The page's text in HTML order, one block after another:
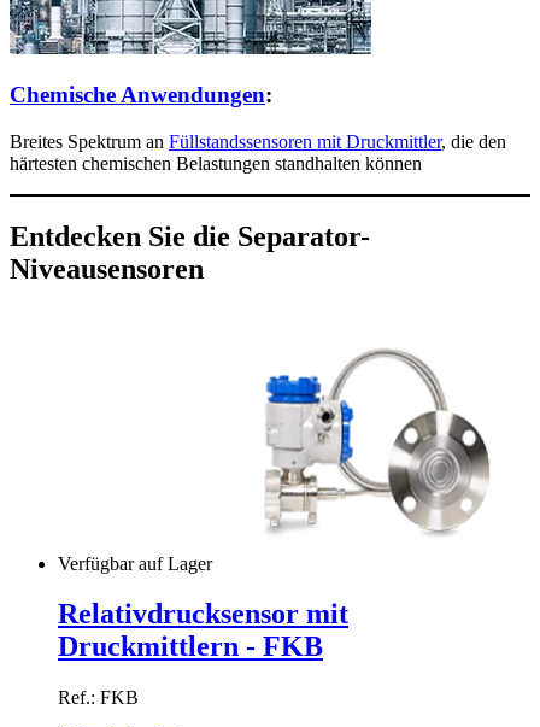
Chemische Anwendungen:
Breites Spektrum an Füllstandssensoren mit Druckmittler, die den
härtesten chemischen Belastungen standhalten können
Entdecken Sie die Separator-
Niveausensoren
Verfügbar auf Lager
Relativdrucksensor mit
Druckmittlern - FKB
Ref.: FKB